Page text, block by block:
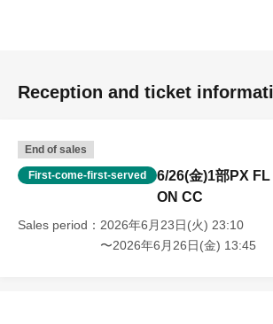
Reception and ticket
End of sales
First-come-first-served
6/26(金)1部PX
ON CC
Sales period
2026年6月23日(火) 23:10
〜2026年6月26日(金) 13:45